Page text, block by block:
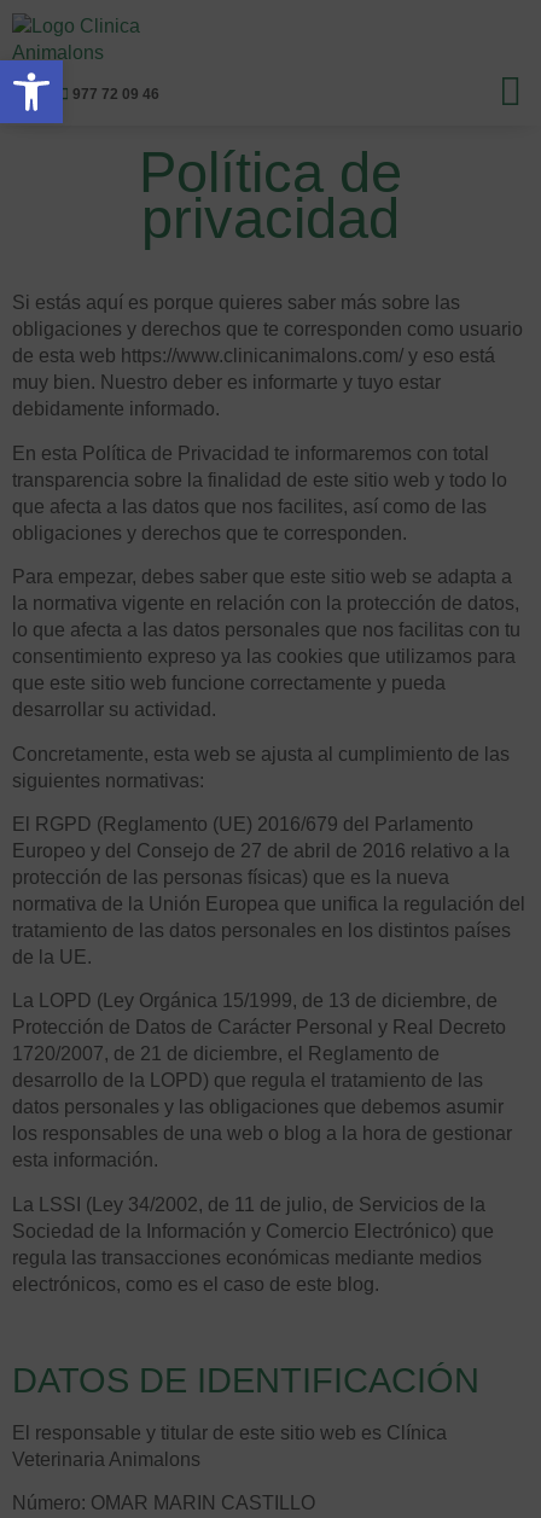
977 72 09 46
Política de
privacidad
Si estás aquí es porque quieres saber más sobre las
obligaciones y derechos que te corresponden como usuario
de esta web https://www.clinicanimalons.com/ y eso está
muy bien. Nuestro deber es informarte y tuyo estar
debidamente informado.
En esta Política de Privacidad te informaremos con total
transparencia sobre la finalidad de este sitio web y todo lo
que afecta a las datos que nos facilites, así como de las
obligaciones y derechos que te corresponden.
Para empezar, debes saber que este sitio web se adapta a
la normativa vigente en relación con la protección de datos,
lo que afecta a las datos personales que nos facilitas con tu
consentimiento expreso ya las cookies que utilizamos para
que este sitio web funcione correctamente y pueda
desarrollar su actividad.
Concretamente, esta web se ajusta al cumplimiento de las
siguientes normativas:
El RGPD (Reglamento (UE) 2016/679 del Parlamento
Europeo y del Consejo de 27 de abril de 2016 relativo a la
protección de las personas físicas) que es la nueva
normativa de la Unión Europea que unifica la regulación del
tratamiento de las datos personales en los distintos países
de la UE.
La LOPD (Ley Orgánica 15/1999, de 13 de diciembre, de
Protección de Datos de Carácter Personal y Real Decreto
1720/2007, de 21 de diciembre, el Reglamento de
desarrollo de la LOPD) que regula el tratamiento de las
datos personales y las obligaciones que debemos asumir
los responsables de una web o blog a la hora de gestionar
esta información.
La LSSI (Ley 34/2002, de 11 de julio, de Servicios de la
Sociedad de la Información y Comercio Electrónico) que
regula las transacciones económicas mediante medios
electrónicos, como es el caso de este blog.
DATOS DE IDENTIFICACIÓN
El responsable y titular de este sitio web es Clínica
Veterinaria Animalons
Número: OMAR MARIN CASTILLO
Abrir barra de herramientas